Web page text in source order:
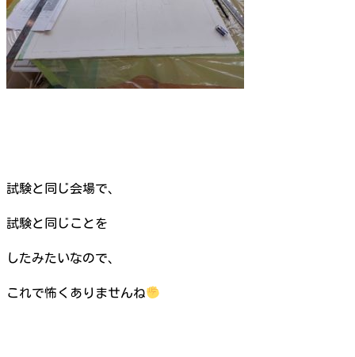
試験と同じ会場で、
試験と同じことを
したみたいなので、
これで怖くありませんね